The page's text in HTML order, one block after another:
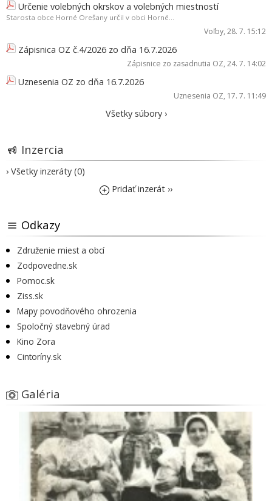
Určenie volebných okrskov a volebných miestností
Starosta obce Horné Orešany určil v obci Horné...
Voľby, 28. 7. 15:12
Zápisnica OZ č.4/2026 zo dňa 16.7.2026
Zápisnice zo zasadnutia OZ, 24. 7. 14:02
Uznesenia OZ zo dňa 16.7.2026
Uznesenia OZ, 17. 7. 11:49
Všetky súbory ›
Inzercia
› Všetky inzeráty (0)
Pridať inzerát ››
Odkazy
Združenie miest a obcí
Zodpovedne.sk
Pomoc.sk
Ziss.sk
Mapy povodňového ohrozenia
Spoločný stavebný úrad
Kino Zora
Cintoríny.sk
Galéria